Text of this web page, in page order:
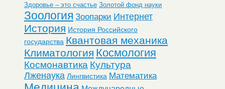
Здоровье – это счастье Золотой фонд науки
Зоология Зоопарки Интернет
История История Российского
государства Квантовая механика
Климатология Космология
Космонавтика Культура
Лженаука Лингвистика Математика